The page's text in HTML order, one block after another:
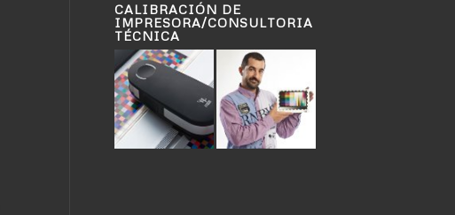
CALIBRACIÓN DE
IMPRESORA/CONSULTORIA
TÉCNICA